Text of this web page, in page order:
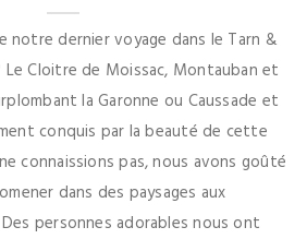
notre dernier voyage dans le Tarn &
Le Cloitre de Moissac, Montauban et
la Garonne ou Caussade et
conquis par la beauté de cette
connaissions pas, nous avons goûté
dans des paysages aux
personnes adorables nous ont